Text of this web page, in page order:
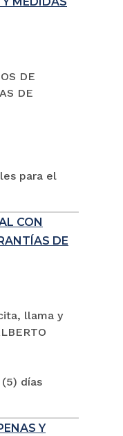
DE
DE
para el
CON
DE
llama y
días
Y